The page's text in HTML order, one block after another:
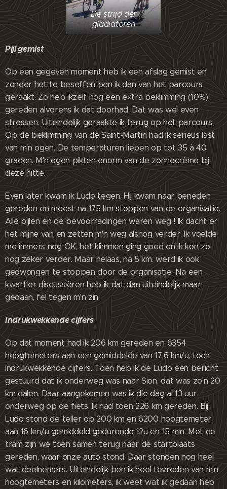
De strijd der
gladiatoren
Pijl gemist
Op een gegeven moment heb ik een afslag gemist en
zonder het te beseffen ben ik dan van het parcours
geraakt. Zo heb ikzelf nog een extra beklimming (10%)
gereden alvorens ik dat doorhad. Dat was wel even
stressen. Uiteindelijk geraakte ik terug op het parcours.
Op de beklimming van de Saint-Martin had ik serieus last
van m'n ogen. De temperaturen liepen op tot 35 à 40
graden. M'n ogen pikten enorm van de zonnecrème bij
deze hitte.
Even later kwam ik Ludo tegen. Hij kwam naar beneden
gereden en moest na 175 km stoppen van de organisatie.
Alle pijlen en de bevoorradingen waren weg ! Ik dacht er
het mijne van en zetten m'n weg alsnog verder. Ik voelde
me immers nog OK, het klimmen ging goed en ik kon zo
nog zeker verder. Maar helaas, na 5 km. werd ik ook
gedwongen te stoppen door de organisatie. Na een
kwartier discussiëren heb ik dat dan uiteindelijk maar
gedaan, fel tegen m'n zin.
Indrukwekkende cijfers
Op dat moment had ik 206 km gereden en 6354
hoogtemeters aan een gemiddelde van 17,6 km/u, toch
indrukwekkende cijfers. Toen heb ik de Ludo een bericht
gestuurd dat ik onderweg was naar Sion, dat was zo'n 20
km dalen. Daar aangekomen was ik die dag al 13 uur
onderweg op de fiets. Ik had toen 226 km gereden. Bij
Ludo stond de teller op 200 km en 6200 hoogtemeter,
aan 16 km/u gemiddeld gedurende 12u en 15 min. Met de
tram zijn we toen samen terug naar de startplaats
gereden, waar onze auto stond. Daar stonden nog heel
wat deelnemers. Uiteindelijk ben ik heel tevreden van m'n
hoogtemeters en kilometers, ik weet wat ik gedaan heb